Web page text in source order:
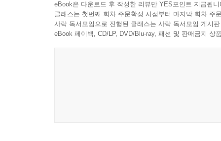
XIX. 6. 자유로움
XX. 7. 지혜
XXI. 예정의 순서
eBook은 다운로드 후 작성한 리뷰만 YES포인트 지급됩니
클래스는 첫번째 회차 주문확정 시점부터 마지막 회차 주
사락 독서모임으로 진행된 클래스는 사락 독서모임 게시
eBook 페이백, CD/LP, DVD/Blu-ray, 패션 및 판매금지 상